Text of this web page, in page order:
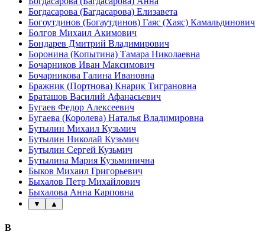
Богдасарова (Багдасарова) Елизавета
Богоутдинов (Богаутдинов) Гаяс (Хаяс) Камальдинович
Болгов Михаил Акимович
Бондарев Дмитрий Владимирович
Боронина (Копытина) Тамара Николаевна
Бочарников Иван Максимович
Бочарникова Галина Ивановна
Бражник (Портнова) Кнарик Тиграновна
Браташов Василий Афанасьевич
Бугаев Федор Алексеевич
Бугаева (Королева) Наталья Владимировна
Бутылин Михаил Кузьмич
Бутылин Николай Кузьмич
Бутылин Сергей Кузьмич
Бутылина Мария Кузьминична
Быков Михаил Григорьевич
Быхалов Петр Михайлович
Быхалова Анна Карповна
▼ ▲
В